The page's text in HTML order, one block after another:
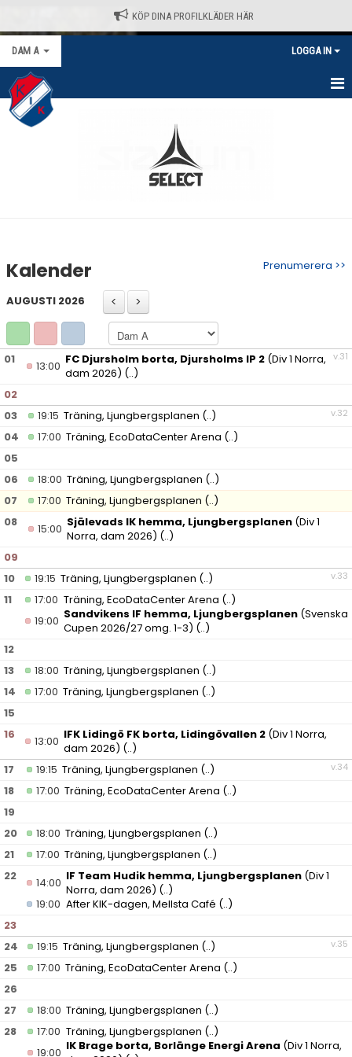
KÖP DINA PROFILKLÄDER HÄR
DAM A LOGGA IN
HEM
KONTAKT
Prenumerera >>
Kalender
AUGUSTI 2026
v.31
01 13:00 FC Djursholm borta, Djursholms IP 2 (Div 1 Norra,
dam 2026) (..)
02
v.32
03 19:15 Träning, Ljungbergsplanen (..)
04
17:00 Träning, EcoDataCenter Arena (..)
05
06
18:00 Träning, Ljungbergsplanen (..)
07
17:00 Träning, Ljungbergsplanen (..)
08
15:00 Själevads IK hemma, Ljungbergsplanen (Div 1
Norra, dam 2026) (..)
09
v.33
10 19:15 Träning, Ljungbergsplanen (..)
11
17:00 Träning, EcoDataCenter Arena (..)
19:00 Sandvikens IF hemma, Ljungbergsplanen (Svenska
Cupen 2026/27 omg. 1-3) (..)
12
13
18:00 Träning, Ljungbergsplanen (..)
14
17:00 Träning, Ljungbergsplanen (..)
15
16
13:00 IFK Lidingö FK borta, Lidingövallen 2 (Div 1 Norra,
dam 2026) (..)
v.34
17 19:15 Träning, Ljungbergsplanen (..)
18
17:00 Träning, EcoDataCenter Arena (..)
19
20
18:00 Träning, Ljungbergsplanen (..)
21
17:00 Träning, Ljungbergsplanen (..)
22
14:00 IF Team Hudik hemma, Ljungbergsplanen (Div 1
Norra, dam 2026) (..)
19:00 After KIK-dagen, Mellsta Café (..)
23
v.35
24 19:15 Träning, Ljungbergsplanen (..)
25
17:00 Träning, EcoDataCenter Arena (..)
26
27
18:00 Träning, Ljungbergsplanen (..)
28
17:00 Träning, Ljungbergsplanen (..)
19:00 IK Brage borta, Borlänge Energi Arena (Div 1 Norra,